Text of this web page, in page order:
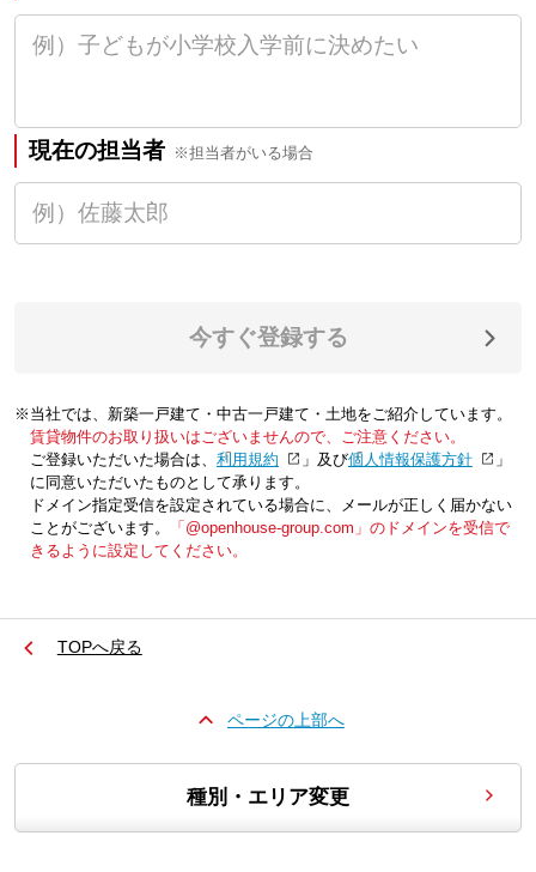
現在の担当者 ※担当者がいる場合
今すぐ登録する
※当社では、新築一戸建て・中古一戸建て・土地をご紹介しています。
賃貸物件のお取り扱いはございませんので、ご注意ください。
ご登録いただいた場合は、「利用規約 」及び「個人情報保護方針
」
に同意いただいたものとして承ります。
ドメイン指定受信を設定されている場合に、メールが正しく届かない
ことがございます。
「@openhouse-group.com」のドメインを受信で
きるように設定してください。
TOPへ戻る
ページの上部へ
種別・エリア変更